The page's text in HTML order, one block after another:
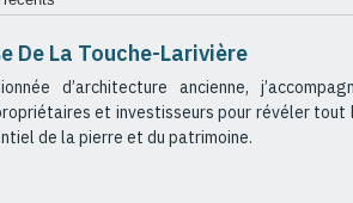
De La Touche-Larivière
d’architecture ancienne,
et investisseurs pour révéler tout
de la pierre et du patrimoine.